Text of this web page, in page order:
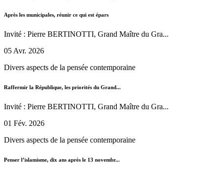
Après les municipales, réunir ce qui est épars
Invité : Pierre BERTINOTTI, Grand Maître du Gra...
05 Avr. 2026
Divers aspects de la pensée contemporaine
Raffermir la République, les priorités du Grand...
Invité : Pierre BERTINOTTI, Grand Maître du Gra...
01 Fév. 2026
Divers aspects de la pensée contemporaine
Penser l’islamisme, dix ans après le 13 novembr...